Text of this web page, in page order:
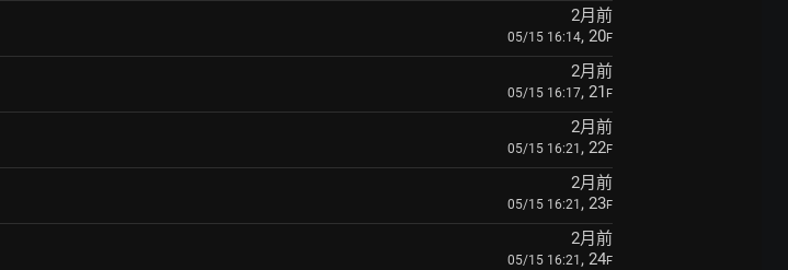
2月前
05/15 16:14, 20F
2月前
05/15 16:17, 21 F
2月前
05/15 16:21 , 22F
2月前
05/15 16:21 , 23F
2月前
05/15 16:21 , 24F